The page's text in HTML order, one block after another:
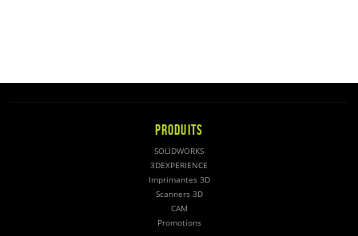
PRODUITS
SOLIDWORKS
3DEXPERIENCE
Imprimantes 3D
Scanners 3D
CAM
Promotions